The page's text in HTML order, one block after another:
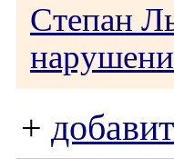
Степан
+